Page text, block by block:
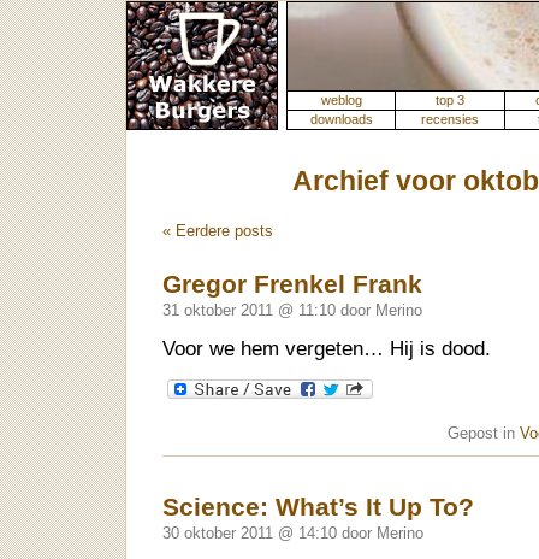
weblog top 3
downloads
recensies
Archief voor
« Eerdere posts
Gregor Frenkel Frank
31 oktober 2011 @ 11:10 door Merino
Voor we hem vergeten… Hij is dood.
Gepost in
Science: What’s It Up To?
30 oktober 2011 @ 14:10 door Merino